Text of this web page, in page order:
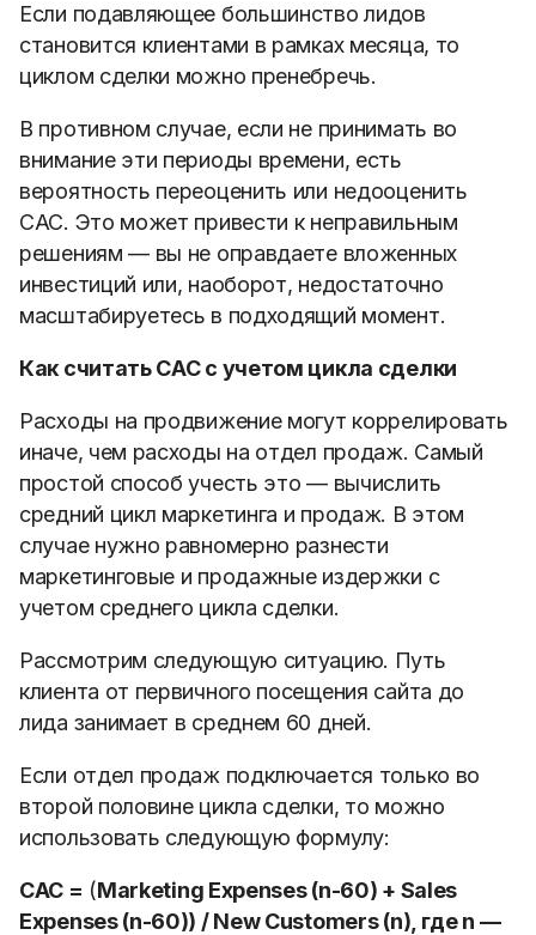
Если подавляющее большинство лидов
становится клиентами в рамках месяца, то
циклом сделки можно пренебречь.
В противном случае, если не принимать во
внимание эти периоды времени, есть
вероятность переоценить или недооценить
CAC. Это может привести к неправильным
решениям — вы не оправдаете вложенных
инвестиций или, наоборот, недостаточно
масштабируетесь в подходящий момент.
Как считать САС с учетом цикла сделки
Расходы на продвижение могут коррелировать
иначе, чем расходы на отдел продаж. Самый
простой способ учесть это — вычислить
средний цикл маркетинга и продаж. В этом
случае нужно равномерно разнести
маркетинговые и продажные издержки с
учетом среднего цикла сделки.
Рассмотрим следующую ситуацию. Путь
клиента от первичного посещения сайта до
лида занимает в среднем 60 дней.
Если отдел продаж подключается только во
второй половине цикла сделки, то можно
использовать следующую формулу:
CAC = (Marketing Expenses (n-60) + Sales
Expenses (n-60)) / New Customers (n), где n —